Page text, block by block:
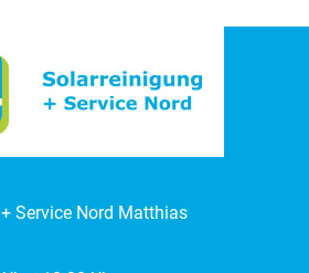
Service Nord Matthias